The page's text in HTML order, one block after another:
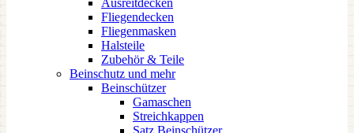
Fliegendecken
Fliegenmasken
Halsteile
Zubehör & Teile
Beinschutz und mehr
Beinschützer
Gamaschen
Streichkappen
Satz Beinschützer